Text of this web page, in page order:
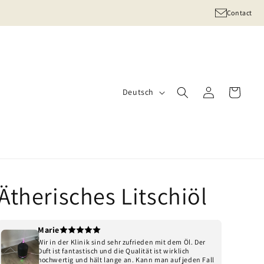
Contact
e
Deutsch EinloggenWarenkorb
Litschiöl
Marie
Wir in der Klinik sind sehr zufrieden mit dem Öl. Der
Duft ist fantastisch und die Qualität ist wirklich
hochwertig und hält lange an. Kann man auf jeden Fall